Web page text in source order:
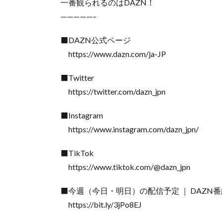
一番観られるのはDAZN！
—————–
⬛DAZN公式ページ
https://www.dazn.com/ja-JP
⬛Twitter
https://twitter.com/dazn_jpn
⬛Instagram
https://www.instagram.com/dazn_jpn/
⬛TikTok
https://www.tiktok.com/@dazn_jpn
⬛今週（今日・明日）の配信予定 ｜ DAZN
https://bit.ly/3jPo8EJ